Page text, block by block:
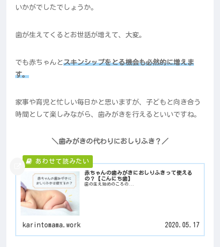
いかがでしたでしょうか。
歯が生えてくるとお世話が増えて、大変。
でも赤ちゃんとスキンシップをとる機会も必然的に増えま
す。
家事や育児と忙しい毎日かと思いますが、子どもと向き合う
時間として楽しみながら、歯みがきを行えるといいですね。
＼歯みがきの代わりにおしりふき？／
赤ちゃんの歯みがきにおしりふきって使える
の？【こんにち歯】
歯の生え始めのころの...
karintomama.work 2020.05.17